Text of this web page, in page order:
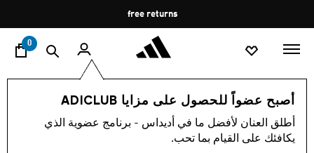
Pause
promotion
rotation
free returns
0
أصبح عضواً للحصول على مزايا ADICLUB
أطلق العنان لأفضل ما في أديداس - برنامج عضوية الذي
يكافئك على القيام بما تحب.
النساء الملابس
-60%
4.4 (16)